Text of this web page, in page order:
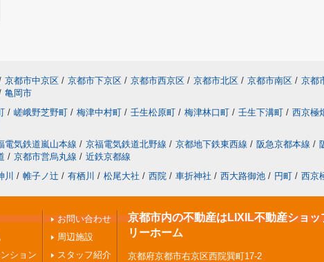
京都市中京区 / 京都市下京区 / 京都市西京区 / 京都市北区 / 京都市南区 / 京都
亀岡市
/ 嵯峨野芝野町 / 梅津中村町 / 壬生松原町 / 梅津林口町 / 壬生下溝町 / 西京極
電気鉄道嵐山本線 / 京福電気鉄道北野線 / 京都地下鉄東西線 / 阪急京都本線 /
/ 京都市営烏丸線 / 近鉄京都線
川 / 帷子ノ辻 / 有栖川 / 松尾大社 / 西院 / 車折神社 / 西大路御池 / 円町 / 西京
ション
お問い合わせ
周辺施設
スタッフ紹介
京都市内の不動産はLIXIL不動産ショッ
リーホーム
京都府京都市右京区西院巽町17-2